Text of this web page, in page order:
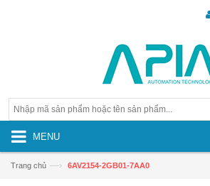
MENU
Trang chủ —› 6AV2154-2GB01-7AA0